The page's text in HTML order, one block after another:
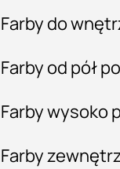
Farby do
Farby od pół
Farby wysoko
Farby